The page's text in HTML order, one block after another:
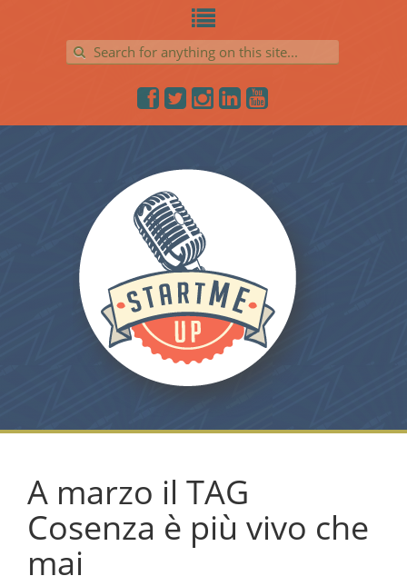
Search for:
A marzo il TAG
Cosenza è più vivo che
mai